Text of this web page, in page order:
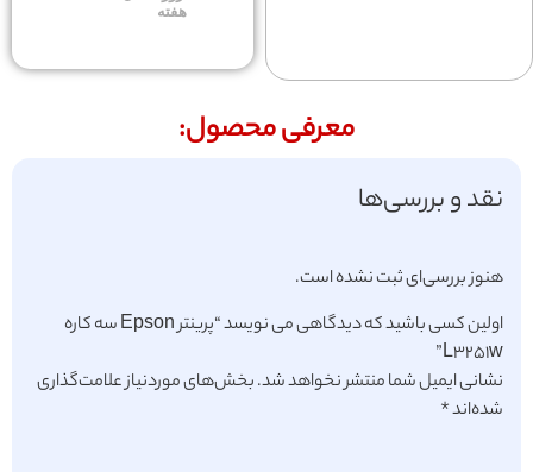
هفته
معرفی محصول:
نقد و بررسی‌ها
هنوز بررسی‌ای ثبت نشده است.
اولین کسی باشید که دیدگاهی می نویسد “پرینتر Epson سه کاره
L3251w”
نشانی ایمیل شما منتشر نخواهد شد.بخش‌های موردنیاز علامت‌گذاری
شده‌اند*